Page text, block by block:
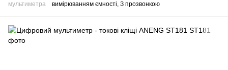
мультиметра
вимірюванням ємності, З прозвонкою